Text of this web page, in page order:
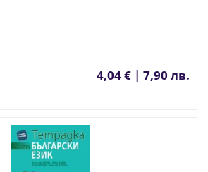
4,04 € | 7,90 лв.